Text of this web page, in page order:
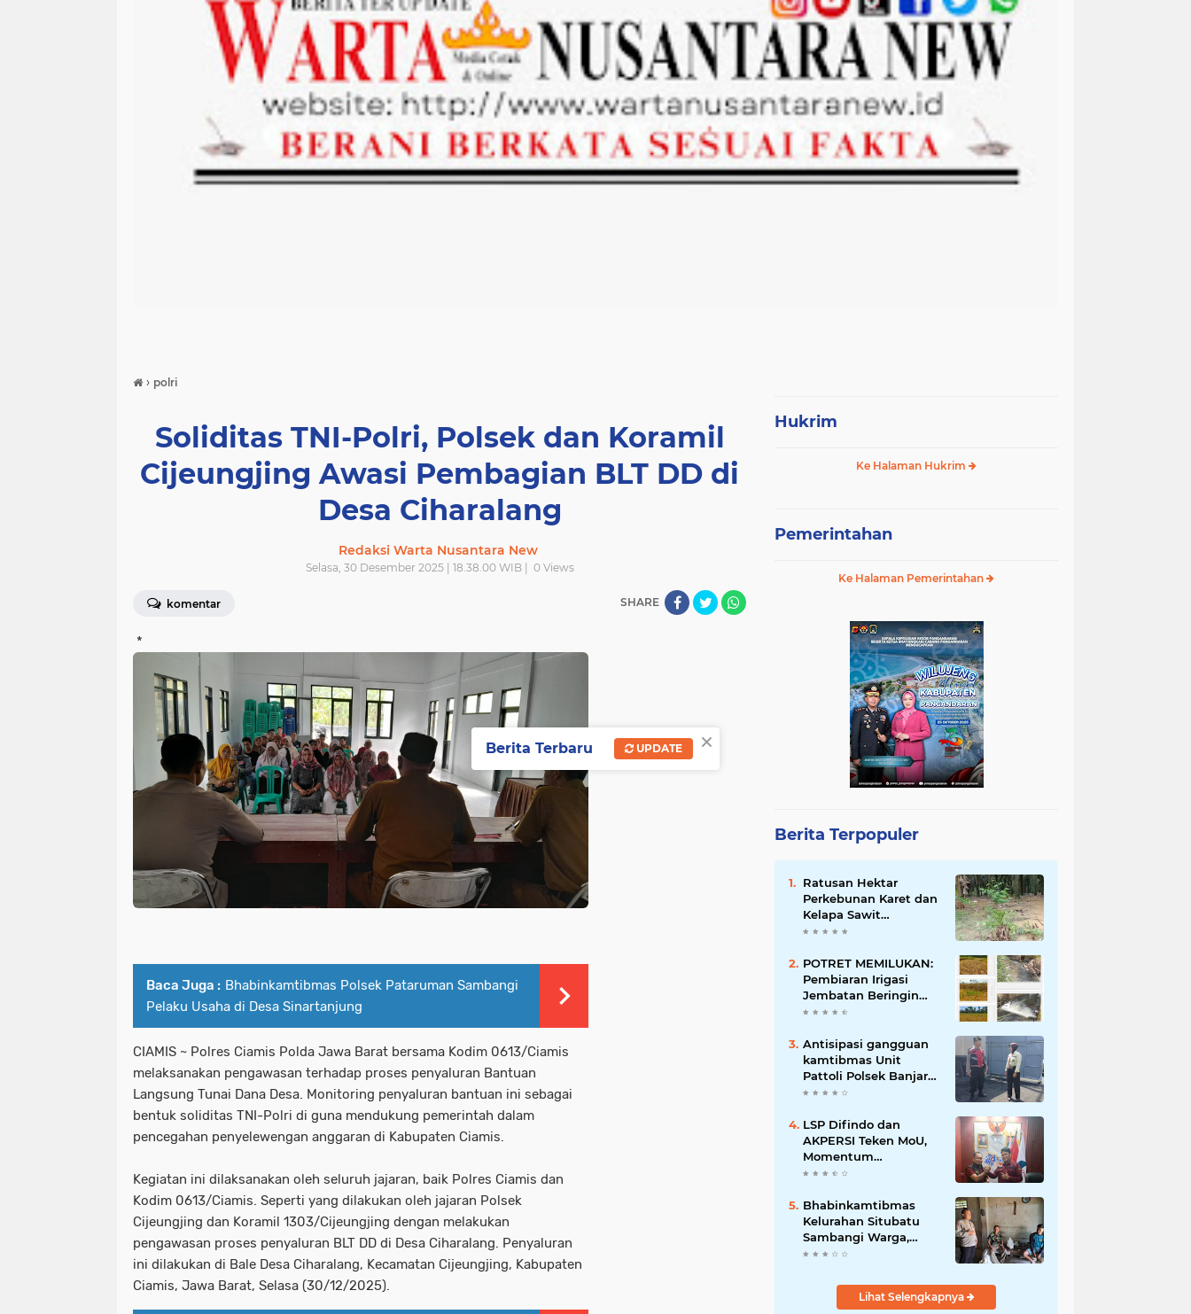
› polri
Soliditas TNI-Polri, Polsek dan Koramil
Cijeungjing Awasi Pembagian BLT DD di
Desa Ciharalang
Redaksi Warta Nusantara New
Selasa, 30 Desember 2025 | 18.38.00 WIB | 0Views
komentar SHARE
*
Baca Juga : Bhabinkamtibmas Polsek Pataruman Sambangi
Pelaku Usaha di Desa Sinartanjung
CIAMIS ~ Polres Ciamis Polda Jawa Barat bersama Kodim 0613/Ciamis
melaksanakan pengawasan terhadap proses penyaluran Bantuan
Langsung Tunai Dana Desa. Monitoring penyaluran bantuan ini sebagai
bentuk soliditas TNI-Polri di guna mendukung pemerintah dalam
pencegahan penyelewengan anggaran di Kabupaten Ciamis.
Kegiatan ini dilaksanakan oleh seluruh jajaran, baik Polres Ciamis dan
Kodim 0613/Ciamis. Seperti yang dilakukan oleh jajaran Polsek
Cijeungjing dan Koramil 1303/Cijeungjing dengan melakukan
pengawasan proses penyaluran BLT DD di Desa Ciharalang. Penyaluran
ini dilakukan di Bale Desa Ciharalang, Kecamatan Cijeungjing, Kabupaten
Ciamis, Jawa Barat, Selasa (30/12/2025).
Hukrim
Ke Halaman Hukrim
Pemerintahan
Ke Halaman Pemerintahan
Berita Terpopuler
Ratusan Hektar
Perkebunan Karet dan
Kelapa Sawit
terendam banjir
POTRET MEMILUKAN:
Pembiaran Irigasi
Jembatan Beringin
Pagar Alam Berujung
Antisipasi gangguan
kamtibmas Unit
Pattoli Polsek Banjar
melaksanakan patroli
keramaian di wilayah
hukum
LSP Difindo dan
AKPERSI Teken MoU,
Momentum
Kebangkitan
Jurnalis Nasional
Bhabinkamtibmas
Kelurahan Situbatu
Sambangi Warga,
Perkuat Silaturahmi
Wilayah
Lihat Selengkapnya
×
Berita Terbaru UPDATE